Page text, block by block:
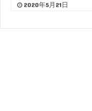
2020年5月21日